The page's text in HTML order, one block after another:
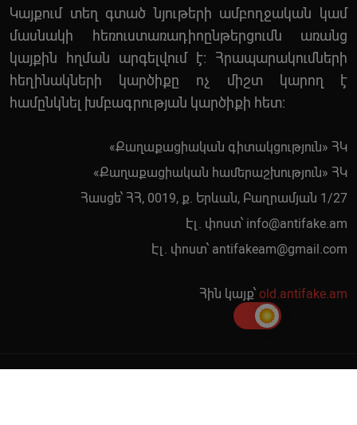
Կայքում տեղ գտած նյութերի ամբողջական կամ
մասնակի հեռուստառադիոընթերցումն առանց
կայքին հղման արգելվում է: Հրապարակումների
հեղինակների կարծիքը ոչ միշտ կարող է
համընկնել խմբագրության կարծիքի հետ:
«Քաղաքացիական գիտակցություն» ՀԿ
«Քաղաքացիական համերաշխություն» ՀԿ
Հասցե՝ ՀՀ, 0019, ք. Երևան, Բաղրամյան 1/27
Էլ. փոստ՝ info@antifake.am
Էլ. փոստ՝ antifakeam@gmail.com
Հին կայք՝ old.antifake.am